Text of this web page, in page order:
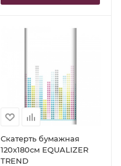
Скатерть бумажная
120x180см EQUALIZER
TREND